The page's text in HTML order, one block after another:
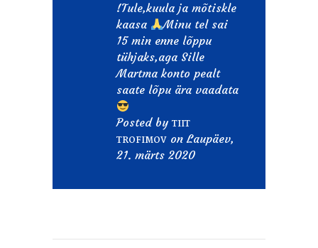
!Tule,kuula ja mõtiskle
kaasa
Minu tel sai
15 min enne lõppu
tühjaks,aga Sille
Martma konto pealt
saate lõpu ära vaadata
Posted by TIIT
TROFIMOV on Laupäev,
21. märts 2020